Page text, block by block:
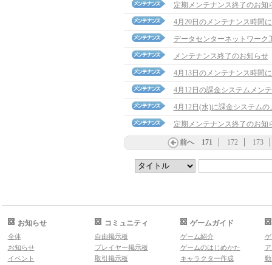
定期メンテナンス終了のお知
4月20日のメンテナンス時間
データセンターネットワーク
メンテナンス終了のお知らせ
4月13日のメンテナンス時間
4月12日の課金システムメン
4月12日(水)に課金システム
定期メンテナンス終了のお知
前へ 171 172 173
お知らせ
全体
お知らせ
イベント
コミュニティ
自由掲示板
プレイヤー掲示板
取引掲示板
ゲームガイド
ゲーム紹介
ゲームのはじめかた
キャラクター作成